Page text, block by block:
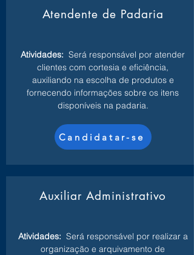
Atendente de Padaria
Atividades: Será responsável por atender
clientes com cortesia e eficiência,
auxiliando na escolha de produtos e
fornecendo informações sobre os itens
disponíveis na padaria.
Candidatar-se
Auxiliar Administrativo
Atividades: Será responsável por realizar a
organização e arquivamento de